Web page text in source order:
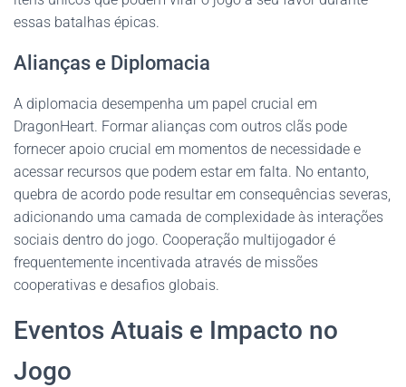
essas batalhas épicas.
Alianças e Diplomacia
A diplomacia desempenha um papel crucial em
DragonHeart. Formar alianças com outros clãs pode
fornecer apoio crucial em momentos de necessidade e
acessar recursos que podem estar em falta. No entanto,
quebra de acordo pode resultar em consequências severas,
adicionando uma camada de complexidade às interações
sociais dentro do jogo. Cooperação multijogador é
frequentemente incentivada através de missões
cooperativas e desafios globais.
Eventos Atuais e Impacto no
Jogo